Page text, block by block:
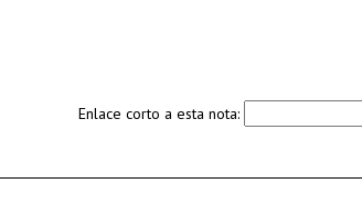
Enlace corto a esta nota: